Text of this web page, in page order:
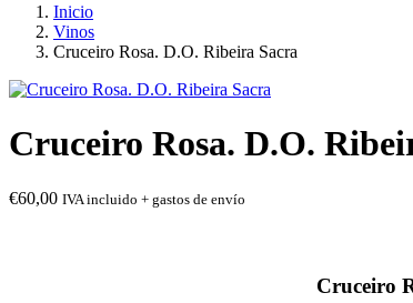
Inicio
Vinos
Cruceiro Rosa. D.O. Ribeira Sacra
Cruceiro Rosa. D.O.
€60,00 IVA incluido + gastos de envío
Cruceiro